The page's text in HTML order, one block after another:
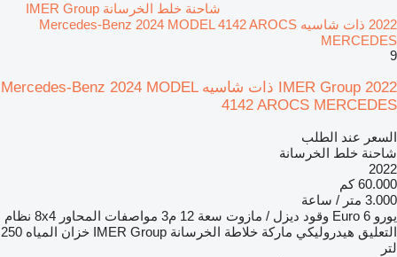
شاحنة خلط الخرسانة IMER Group
2022 ذات شاسيه Mercedes-Benz 2024 MODEL 4142 AROCS
MERCEDES
9
IMER Group 2022 ذات شاسيه Mercedes-Benz 2024 MODEL
4142 AROCS MERCEDES
السعر عند الطلب
شاحنة خلط الخرسانة
2022
60.000 كم
3.000 متر / ساعة
يورو Euro 6 وقود ديزل / مازوت سعة 12 م3 مواصفات المحاور 8x4 نظام
التعليق هيدروليكي ماركة خلاطة الخرسانة IMER Group خزان المياه 250
لتر